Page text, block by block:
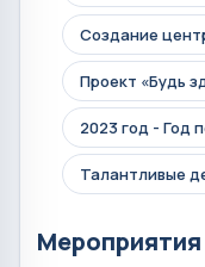
Создание
Проект «Будь
2023 год - Год
Талантливые
Мероприятия